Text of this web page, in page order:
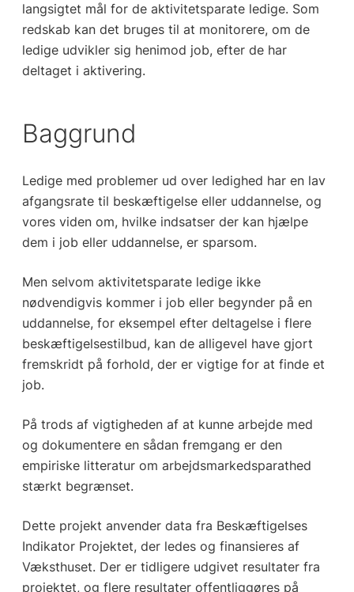
langsigtet mål for de aktivitetsparate ledige. Som
redskab kan det bruges til at monitorere, om de
ledige udvikler sig henimod job, efter de har
deltaget i aktivering.
Baggrund
Ledige med problemer ud over ledighed har en lav
afgangsrate til beskæftigelse eller uddannelse, og
vores viden om, hvilke indsatser der kan hjælpe
dem i job eller uddannelse, er sparsom.
Men selvom aktivitetsparate ledige ikke
nødvendigvis kommer i job eller begynder på en
uddannelse, for eksempel efter deltagelse i flere
beskæftigelsestilbud, kan de alligevel have gjort
fremskridt på forhold, der er vigtige for at finde et
job.
På trods af vigtigheden af at kunne arbejde med
og dokumentere en sådan fremgang er den
empiriske litteratur om arbejdsmarkedsparathed
stærkt begrænset.
Dette projekt anvender data fra Beskæftigelses
Indikator Projektet, der ledes og finansieres af
Væksthuset. Der er tidligere udgivet resultater fra
projektet, og flere resultater offentliggøres på